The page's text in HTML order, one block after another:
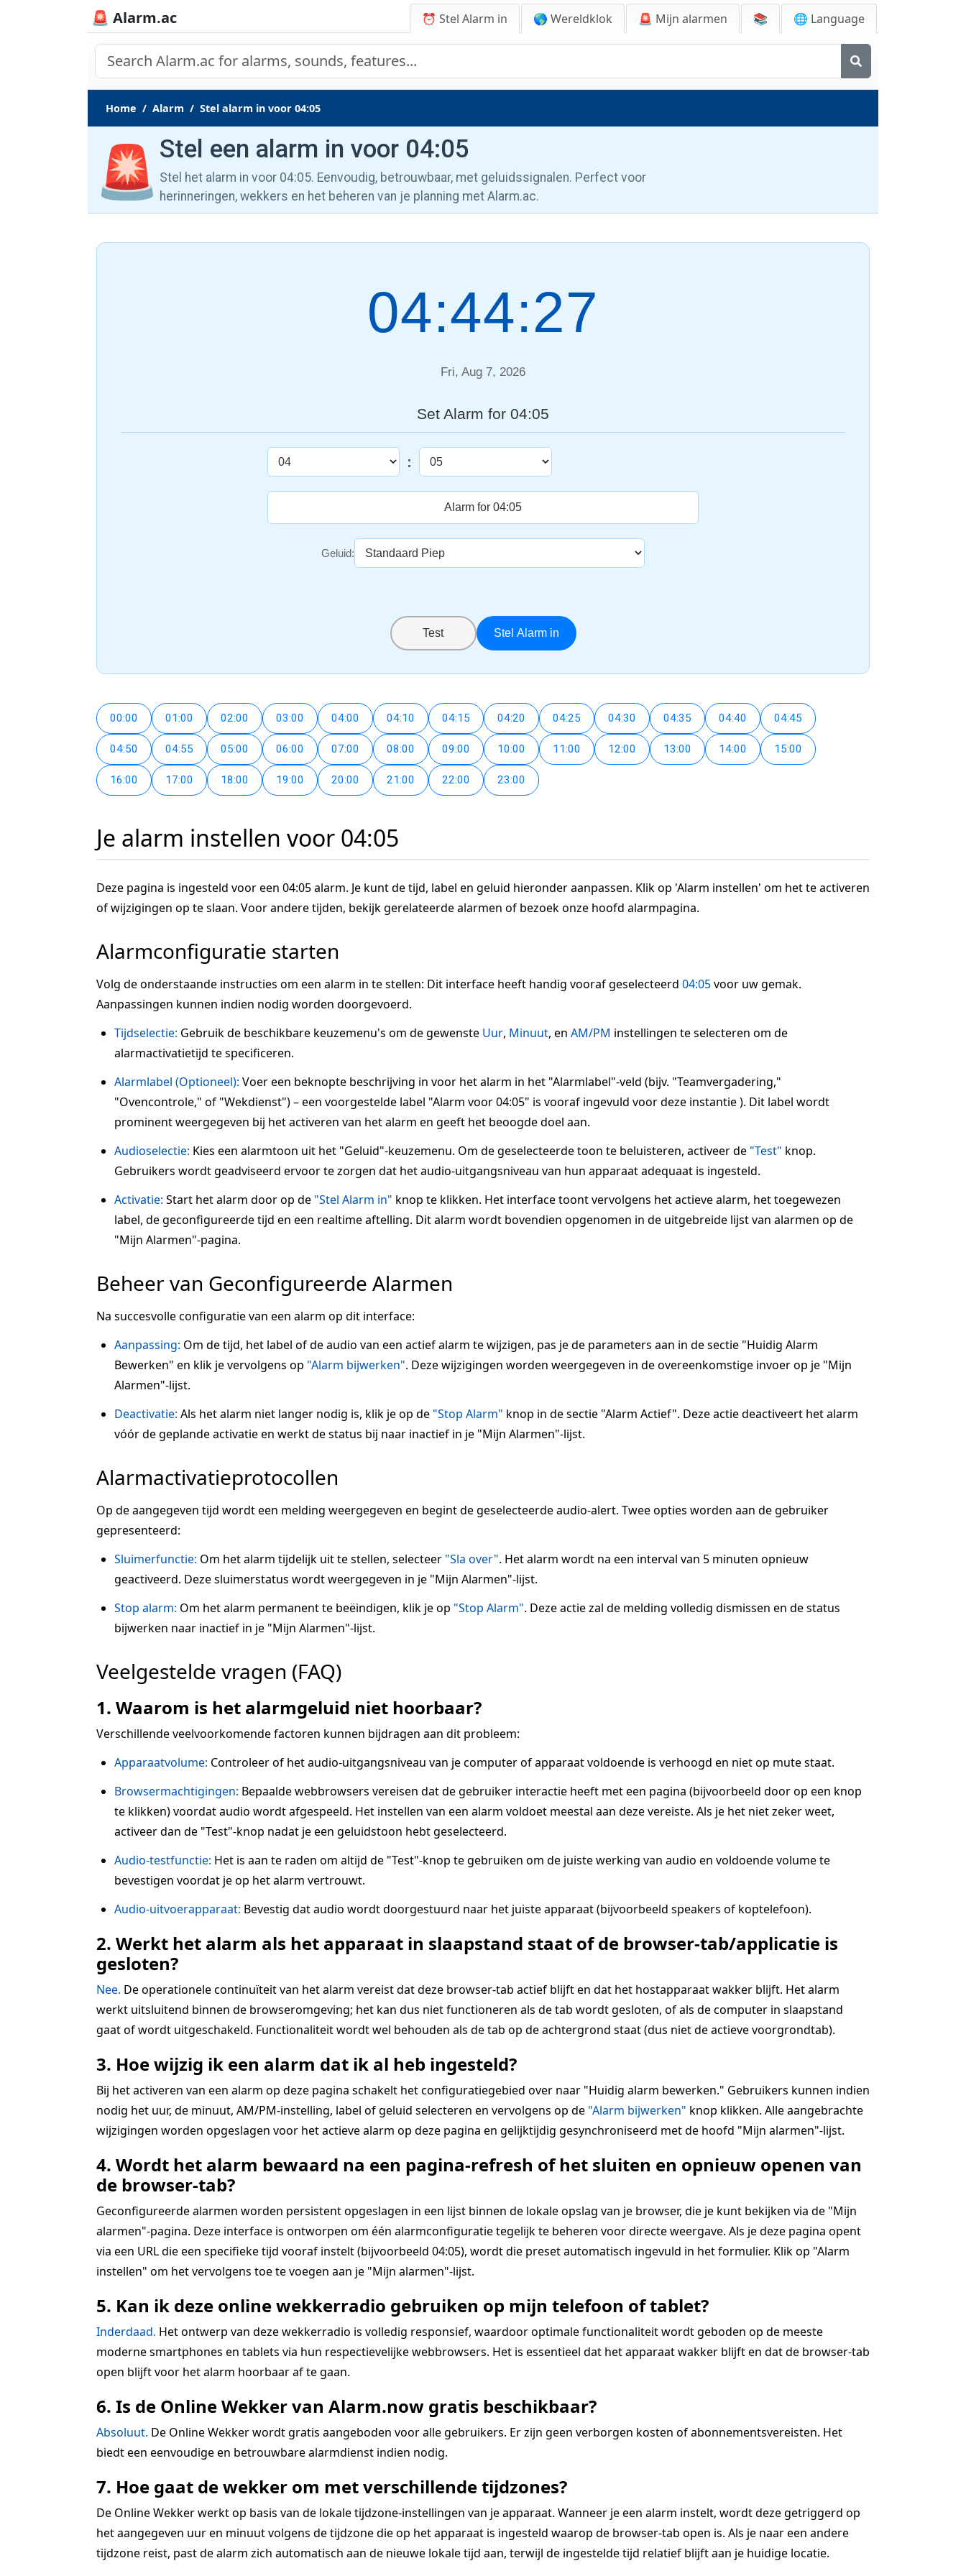
🚨 Alarm.ac ⏰ Stel Alarm in 🌎 Wereldklok 🚨 Mijn alarmen 📚 🌐 Language
Home Alarm Stel alarm in voor 04:05
🚨 Stel een alarm in voor 04:05
Stel het alarm in voor 04:05. Eenvoudig, betrouwbaar, met geluidssignalen. Perfect voor
herinneringen, wekkers en het beheren van je planning met Alarm.ac.
04:44:28
Fri, Aug 7, 2026
Set Alarm for 04:05
:
Geluid:
Test Stel Alarm in
00:00 01:00 02:00 03:00 04:00 04:10 04:15 04:20 04:25 04:30 04:35 04:40 04:45
04:50 04:55 05:00 06:00 07:00 08:00 09:00 10:00 11:00 12:00 13:00 14:00 15:00
16:00 17:00 18:00 19:00 20:00 21:00 22:00 23:00
Je alarm instellen voor 04:05
Deze pagina is ingesteld voor een 04:05 alarm. Je kunt de tijd, label en geluid hieronder aanpassen. Klik op 'Alarm instellen' om het te activeren
of wijzigingen op te slaan. Voor andere tijden, bekijk gerelateerde alarmen of bezoek onze hoofd alarmpagina.
Alarmconfiguratie starten
Volg de onderstaande instructies om een alarm in te stellen: Dit interface heeft handig vooraf geselecteerd 04:05voor uw gemak.
Aanpassingen kunnen indien nodig worden doorgevoerd.
Tijdselectie: Gebruik de beschikbare keuzemenu's om de gewenste Uur, Minuut, en AM/PM instellingen te selecteren om de
alarmactivatietijd te specificeren.
Alarmlabel (Optioneel): Voer een beknopte beschrijving in voor het alarm in het "Alarmlabel"-veld (bijv. "Teamvergadering,"
"Ovencontrole," of "Wekdienst") – een voorgestelde label "Alarm voor 04:05" is vooraf ingevuld voor deze instantie ). Dit label wordt
prominent weergegeven bij het activeren van het alarm en geeft het beoogde doel aan.
Audioselectie: Kies een alarmtoon uit het "Geluid"-keuzemenu. Om de geselecteerde toon te beluisteren, activeer de "Test" knop.
Gebruikers wordt geadviseerd ervoor te zorgen dat het audio-uitgangsniveau van hun apparaat adequaat is ingesteld.
Activatie: Start het alarm door op de "Stel Alarm in" knop te klikken. Het interface toont vervolgens het actieve alarm, het toegewezen
label, de geconfigureerde tijd en een realtime aftelling. Dit alarm wordt bovendien opgenomen in de uitgebreide lijst van alarmen op de
"Mijn Alarmen"-pagina.
Beheer van Geconfigureerde Alarmen
Na succesvolle configuratie van een alarm op dit interface:
Aanpassing: Om de tijd, het label of de audio van een actief alarm te wijzigen, pas je de parameters aan in de sectie "Huidig Alarm
Bewerken" en klik je vervolgens op "Alarm bijwerken". Deze wijzigingen worden weergegeven in de overeenkomstige invoer op je "Mijn
Alarmen"-lijst.
Deactivatie: Als het alarm niet langer nodig is, klik je op de "Stop Alarm" knop in de sectie "Alarm Actief". Deze actie deactiveert het alarm
vóór de geplande activatie en werkt de status bij naar inactief in je "Mijn Alarmen"-lijst.
Alarmactivatieprotocollen
Op de aangegeven tijd wordt een melding weergegeven en begint de geselecteerde audio-alert. Twee opties worden aan de gebruiker
gepresenteerd:
Sluimerfunctie: Om het alarm tijdelijk uit te stellen, selecteer "Sla over". Het alarm wordt na een interval van 5 minuten opnieuw
geactiveerd. Deze sluimerstatus wordt weergegeven in je "Mijn Alarmen"-lijst.
Stop alarm: Om het alarm permanent te beëindigen, klik je op "Stop Alarm". Deze actie zal de melding volledig dismissen en de status
bijwerken naar inactief in je "Mijn Alarmen"-lijst.
Veelgestelde vragen (FAQ)
1. Waarom is het alarmgeluid niet hoorbaar?
Verschillende veelvoorkomende factoren kunnen bijdragen aan dit probleem:
Apparaatvolume: Controleer of het audio-uitgangsniveau van je computer of apparaat voldoende is verhoogd en niet op mute staat.
Browsermachtigingen: Bepaalde webbrowsers vereisen dat de gebruiker interactie heeft met een pagina (bijvoorbeeld door op een knop
te klikken) voordat audio wordt afgespeeld. Het instellen van een alarm voldoet meestal aan deze vereiste. Als je het niet zeker weet,
activeer dan de "Test"-knop nadat je een geluidstoon hebt geselecteerd.
Audio-testfunctie: Het is aan te raden om altijd de "Test"-knop te gebruiken om de juiste werking van audio en voldoende volume te
bevestigen voordat je op het alarm vertrouwt.
Audio-uitvoerapparaat: Bevestig dat audio wordt doorgestuurd naar het juiste apparaat (bijvoorbeeld speakers of koptelefoon).
2. Werkt het alarm als het apparaat in slaapstand staat of de browser-tab/applicatie is
gesloten?
Nee. De operationele continuïteit van het alarm vereist dat deze browser-tab actief blijft en dat het hostapparaat wakker blijft. Het alarm
werkt uitsluitend binnen de browseromgeving; het kan dus niet functioneren als de tab wordt gesloten, of als de computer in slaapstand
gaat of wordt uitgeschakeld. Functionaliteit wordt wel behouden als de tab op de achtergrond staat (dus niet de actieve voorgrondtab).
3. Hoe wijzig ik een alarm dat ik al heb ingesteld?
Bij het activeren van een alarm op deze pagina schakelt het configuratiegebied over naar "Huidig alarm bewerken." Gebruikers kunnen indien
nodig het uur, de minuut, AM/PM-instelling, label of geluid selecteren en vervolgens op de "Alarm bijwerken" knop klikken. Alle aangebrachte
wijzigingen worden opgeslagen voor het actieve alarm op deze pagina en gelijktijdig gesynchroniseerd met de hoofd "Mijn alarmen"-lijst.
4. Wordt het alarm bewaard na een pagina-refresh of het sluiten en opnieuw openen van
de browser-tab?
Geconfigureerde alarmen worden persistent opgeslagen in een lijst binnen de lokale opslag van je browser, die je kunt bekijken via de "Mijn
alarmen"-pagina. Deze interface is ontworpen om één alarmconfiguratie tegelijk te beheren voor directe weergave. Als je deze pagina opent
via een URL die een specifieke tijd vooraf instelt (bijvoorbeeld 04:05), wordt die preset automatisch ingevuld in het formulier. Klik op "Alarm
instellen" om het vervolgens toe te voegen aan je "Mijn alarmen"-lijst.
5. Kan ik deze online wekkerradio gebruiken op mijn telefoon of tablet?
Inderdaad. Het ontwerp van deze wekkerradio is volledig responsief, waardoor optimale functionaliteit wordt geboden op de meeste
moderne smartphones en tablets via hun respectievelijke webbrowsers. Het is essentieel dat het apparaat wakker blijft en dat de browser-tab
open blijft voor het alarm hoorbaar af te gaan.
6. Is de Online Wekker van Alarm.now gratis beschikbaar?
Absoluut. De Online Wekker wordt gratis aangeboden voor alle gebruikers. Er zijn geen verborgen kosten of abonnementsvereisten. Het
biedt een eenvoudige en betrouwbare alarmdienst indien nodig.
7. Hoe gaat de wekker om met verschillende tijdzones?
De Online Wekker werkt op basis van de lokale tijdzone-instellingen van je apparaat. Wanneer je een alarm instelt, wordt deze getriggerd op
het aangegeven uur en minuut volgens de tijdzone die op het apparaat is ingesteld waarop de browser-tab open is. Als je naar een andere
tijdzone reist, past de alarm zich automatisch aan de nieuwe lokale tijd aan, terwijl de ingestelde tijd relatief blijft aan je huidige locatie.